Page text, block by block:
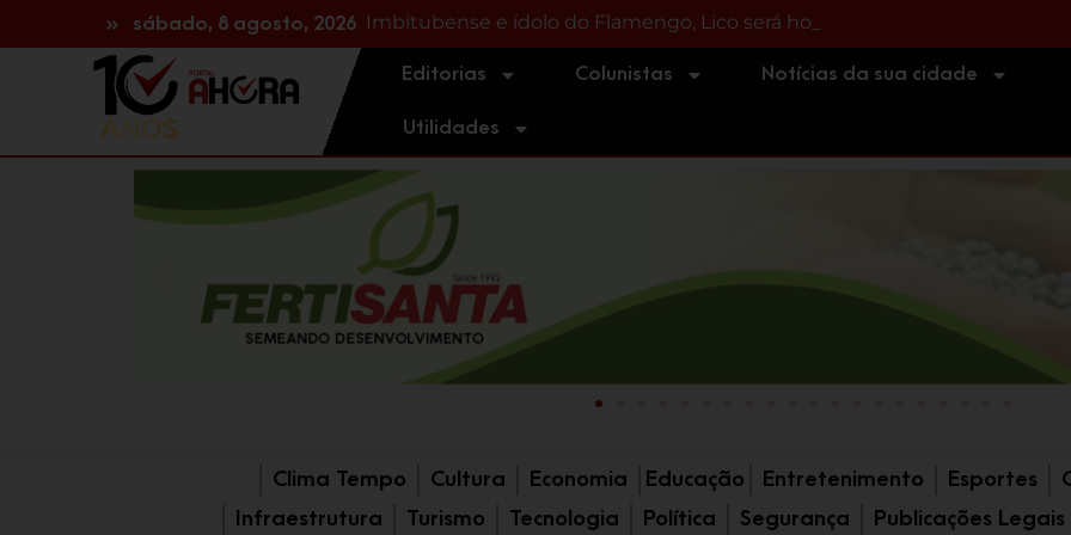
sábado, 8 agosto, 2026 Imbitubense e ídolo do Flamengo, Lico será homenageado pelo clube
Trabalhador fica preso após barranco desabar durante serviço em Imbituba
Editorias Colunistas Notícias da sua cidade
Utilidades
Clima Tempo Cultura Economia Educação Entretenimento Esportes
Infraestrutura
Turismo Tecnologia Política Segurança Publicações Legais